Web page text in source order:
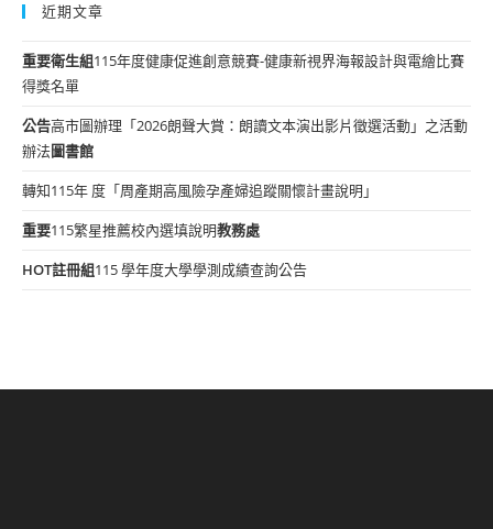
近期文章
重要衛生組115年度健康促進創意競賽-健康新視界海報設計與電繪比賽
得獎名單
公告高市圖辦理「2026朗聲大賞：朗讀文本演出影片徵選活動」之活動
辦法圖書館
轉知115年 度「周產期高風險孕產婦追蹤關懷計畫說明」
重要115繁星推薦校內選填說明教務處
HOT註冊組115 學年度大學學測成績查詢公告